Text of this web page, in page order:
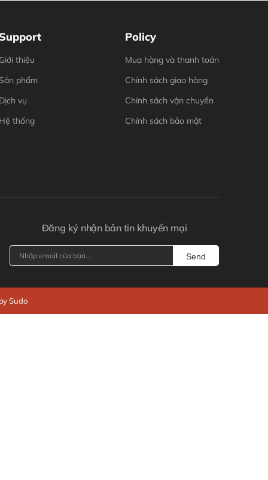
thiệu
phẩm
vụ
thống
Policy
Mua hàng và thanh toán
Chính sách giao hàng
Chính sách vận chuyển
Chính sách bảo mật
Đăng ký nhận bản tin khuyến mại
Send
Sudo